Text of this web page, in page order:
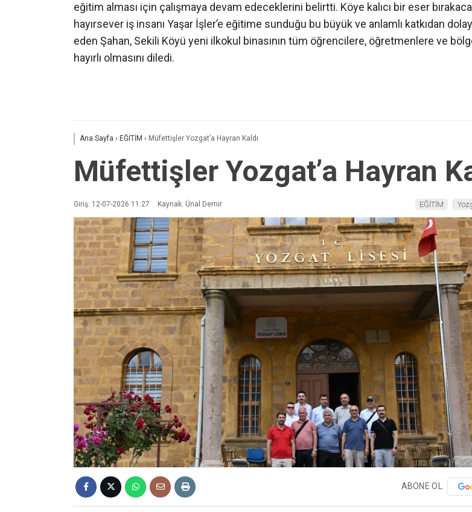
eğitim alması için çalışmaya devam edeceklerini belirtti. Köye kalıcı bir eser
hayırsever iş insanı Yaşar İşler’e eğitime sunduğu bu büyük ve anlamlı katkıdan
eden Şahan, Sekili Köyü yeni ilkokul binasının tüm öğrencilere, öğretmenlere ve
hayırlı olmasını diledi.
Ana Sayfa › EĞİTİM › Müfettişler Yozgat’a Hayran Kaldı
Müfettişler Yozgat’a Hayran
Giriş: 12-07-2026 11:27 Kaynak: Ünal Demir EĞİTİM
ABONE OL